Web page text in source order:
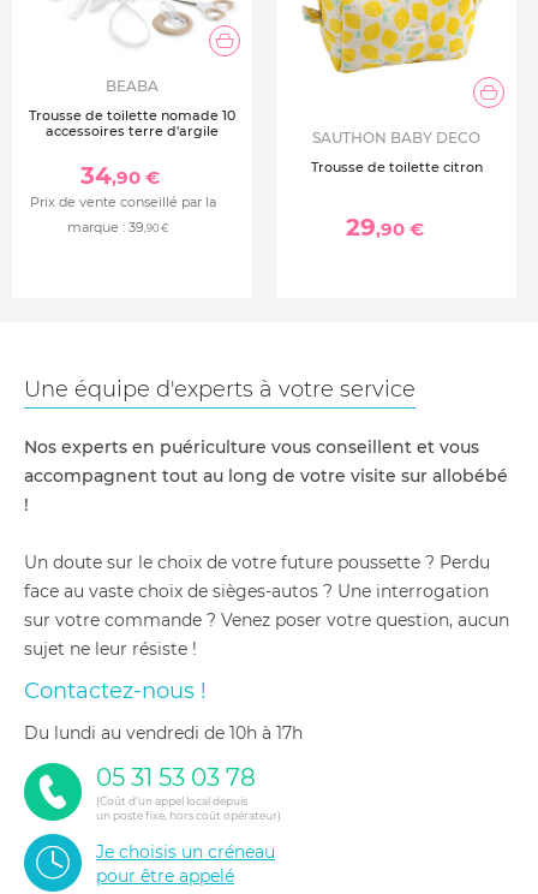
BEABA
Trousse de toilette nomade 10
accessoires terre d'argile
34,90 €
Prix de vente conseillé par la
marque : 39,90 €
SAUTHON BABY DECO
Trousse de toilette citron
29,90 €
Une équipe d'experts à votre service
Nos experts en puériculture vous conseillent et vous
accompagnent tout au long de votre visite sur allobébé
!
Un doute sur le choix de votre future poussette ? Perdu
face au vaste choix de sièges-autos ? Une interrogation
sur votre commande ? Venez poser votre question, aucun
sujet ne leur résiste !
Contactez-nous !
du lundi au vendredi de 10h à 17h
05 31 53 03 78
(Coût d'un appel local depuis
un poste fixe, hors coût opérateur)
Je choisis un créneau
pour être appelé